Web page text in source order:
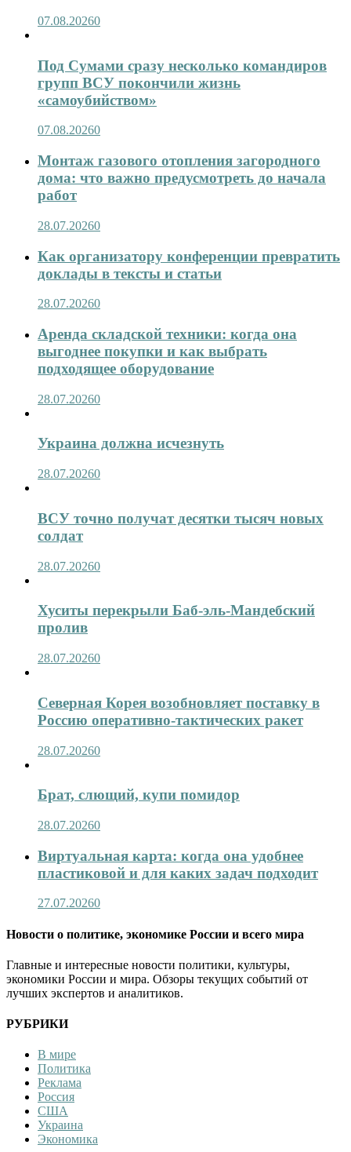
07.08.20260
Под Сумами сразу несколько командиров
групп ВСУ покончили жизнь
«самоубийством»
07.08.20260
Монтаж газового отопления загородного
дома: что важно предусмотреть до начала
работ
28.07.20260
Как организатору конференции превратить
доклады в тексты и статьи
28.07.20260
Аренда складской техники: когда она
выгоднее покупки и как выбрать
подходящее оборудование
28.07.20260
Украина должна исчезнуть
28.07.20260
ВСУ точно получат десятки тысяч новых
солдат
28.07.20260
Хуситы перекрыли Баб-эль-Мандебский
пролив
28.07.20260
Северная Корея возобновляет поставку в
Россию оперативно-тактических ракет
28.07.20260
Брат, слющий, купи помидор
28.07.20260
Виртуальная карта: когда она удобнее
пластиковой и для каких задач подходит
27.07.20260
Новости о политике, экономике России и всего мира
Главные и интересные новости политики, культуры,
экономики России и мира. Обзоры текущих событий от
лучших экспертов и аналитиков.
РУБРИКИ
В мире
Политика
Реклама
Россия
США
Украина
Экономика